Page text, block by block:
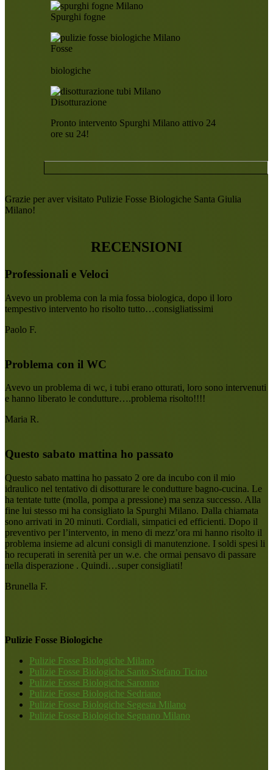
Spurghi fogne
Fosse
biologiche
Disotturazione
Pronto intervento Spurghi Milano attivo 24
ore su 24!
Grazie per aver visitato Pulizie Fosse Biologiche Santa Giulia
Milano!
RECENSIONI
Professionali e Veloci
Avevo un problema con la mia fossa biologica, dopo il loro
tempestivo intervento ho risolto tutto…consigliatissimi
Paolo F.
Problema con il WC
Avevo un problema di wc, i tubi erano otturati, loro sono intervenuti
e hanno liberato le condutture….problema risolto!!!!
Maria R.
Questo sabato mattina ho passato
Questo sabato mattina ho passato 2 ore da incubo con il mio
idraulico nel tentativo di disotturare le condutture bagno-cucina. Le
ha tentate tutte (molla, pompa a pressione) ma senza successo. Alla
fine lui stesso mi ha consigliato la Spurghi Milano. Dalla chiamata
sono arrivati in 20 minuti. Cordiali, simpatici ed efficienti. Dopo il
preventivo per l’intervento, in meno di mezz’ora mi hanno risolto il
problema insieme ad alcuni consigli di manutenzione. I soldi spesi li
ho recuperati in serenità per un w.e. che ormai pensavo di passare
nella disperazione . Quindi…super consigliati!
Brunella F.
Pulizie Fosse Biologiche
Pulizie Fosse Biologiche Milano
Pulizie Fosse Biologiche Santo Stefano Ticino
Pulizie Fosse Biologiche Saronno
Pulizie Fosse Biologiche Sedriano
Pulizie Fosse Biologiche Segesta Milano
Pulizie Fosse Biologiche Segnano Milano